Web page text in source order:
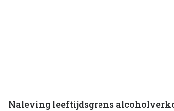
Naleving leeftijdsgrens